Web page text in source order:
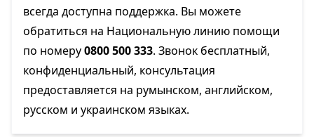
всегда доступна поддержка. Вы можете
обратиться на Национальную линию помощи
по номеру0800 500 333. Звонок бесплатный,
конфиденциальный, консультация
предоставляется на румынском, английском,
русском и украинском языках.